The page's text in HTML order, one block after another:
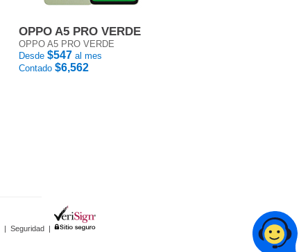
OPPO A5 PRO VERDE
OPPO A5 PRO VERDE
Desde $547 al mes
Contado $6,562
| Seguridad |